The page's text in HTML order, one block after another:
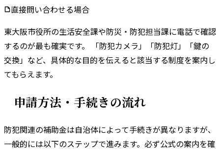
直接問い合わせる場合
東大阪市役所の生活安全課や防災・防犯担当課に電話で確認
するのが最も確実です。 「防犯カメラ」「防犯灯」「鍵の
交換」など、具体的な目的を伝えると該当する制度を案内し
てもらえます。
申請方法・手続きの流れ
防犯関連の補助金は自治体によって手続きが異なりますが、
一般的には以下のステップで進みます。 必ず公式の案内を確